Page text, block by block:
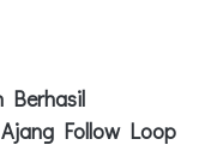
Berhasil
Follow Loop